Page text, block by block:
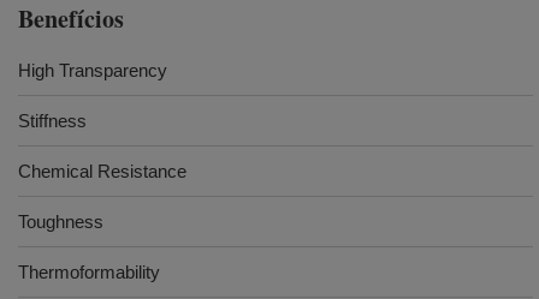
Benefícios
High Transparency
Stiffness
Chemical Resistance
Toughness
Thermoformability